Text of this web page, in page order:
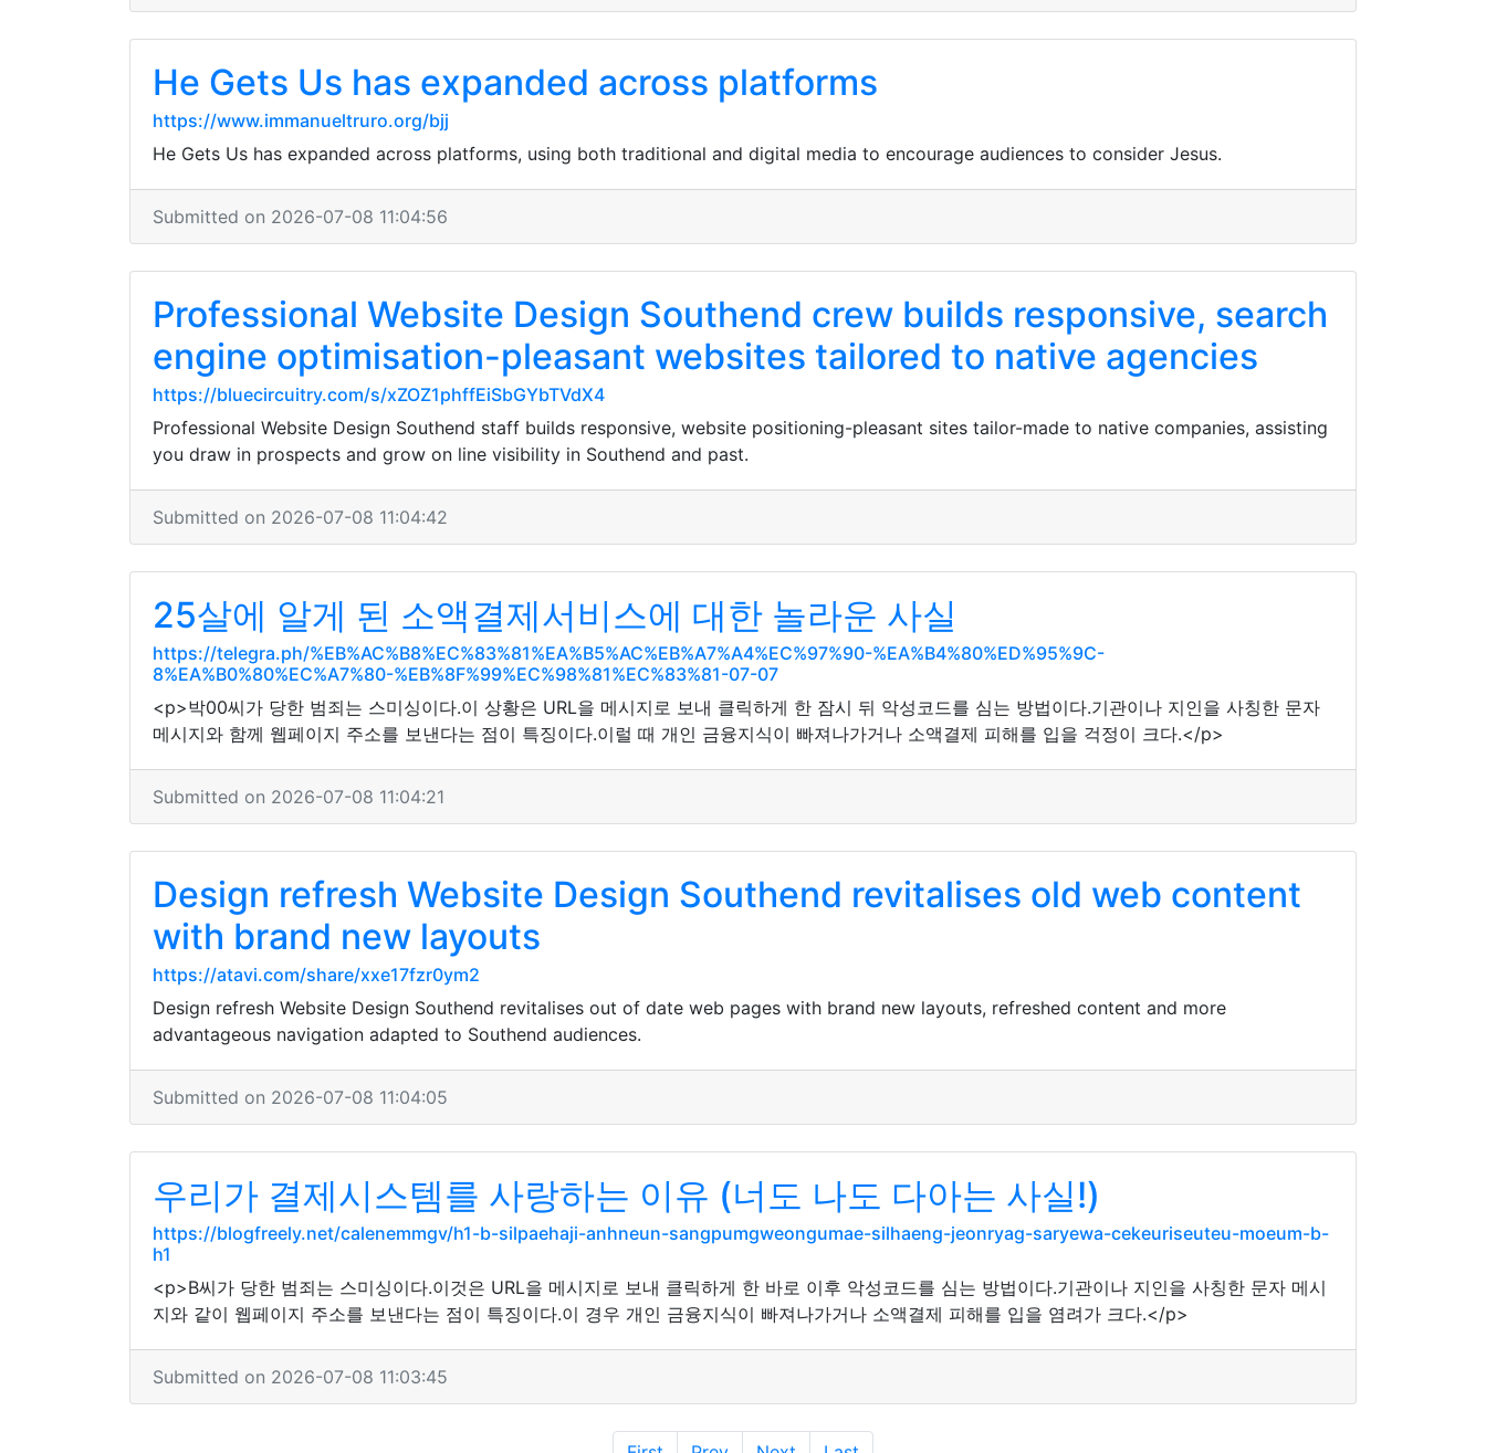
He Gets Us has expanded across platforms
https://www.immanueltruro.org/bjj
He Gets Us has expanded across platforms, using both traditional and digital media to encourage audiences to consider Jesus.
Submitted on 2026-07-08 11:04:56
Professional Website Design Southend crew builds responsive, search
engine optimisation-pleasant websites tailored to native agencies
https://bluecircuitry.com/s/xZOZ1phffEiSbGYbTVdX4
Professional Website Design Southend staff builds responsive, website positioning-pleasant sites tailor-made to native companies, assisting
you draw in prospects and grow on line visibility in Southend and past.
Submitted on 2026-07-08 11:04:42
25살에 알게 된 소액결제서비스에 대한 놀라운 사실
https://telegra.ph/%EB%AC%B8%EC%83%81%EA%B5%AC%EB%A7%A4%EC%97%90-%EA%B4%80%ED%95%9C-
8%EA%B0%80%EC%A7%80-%EB%8F%99%EC%98%81%EC%83%81-07-07
<p>박00씨가 당한 범죄는 스미싱이다.이 상황은 URL을 메시지로 보내 클릭하게 한 잠시 뒤 악성코드를 심는 방법이다.기관이나 지인을 사칭한 문자
메시지와 함께 웹페이지 주소를 보낸다는 점이 특징이다.이럴 때 개인 금융지식이 빠져나가거나 소액결제 피해를 입을 걱정이 크다.</p>
Submitted on 2026-07-08 11:04:21
Design refresh Website Design Southend revitalises old web content
with brand new layouts
https://atavi.com/share/xxe17fzr0ym2
Design refresh Website Design Southend revitalises out of date web pages with brand new layouts, refreshed content and more
advantageous navigation adapted to Southend audiences.
Submitted on 2026-07-08 11:04:05
우리가 결제시스템를 사랑하는 이유 (너도 나도 다아는 사실!)
https://blogfreely.net/calenemmgv/h1-b-silpaehaji-anhneun-sangpumgweongumae-silhaeng-jeonryag-saryewa-cekeuriseuteu-moeum-b-
h1
<p>B씨가 당한 범죄는 스미싱이다.이것은 URL을 메시지로 보내 클릭하게 한 바로 이후 악성코드를 심는 방법이다.기관이나 지인을 사칭한 문자 메시
지와 같이 웹페이지 주소를 보낸다는 점이 특징이다.이 경우 개인 금융지식이 빠져나가거나 소액결제 피해를 입을 염려가 크다.</p>
Submitted on 2026-07-08 11:03:45